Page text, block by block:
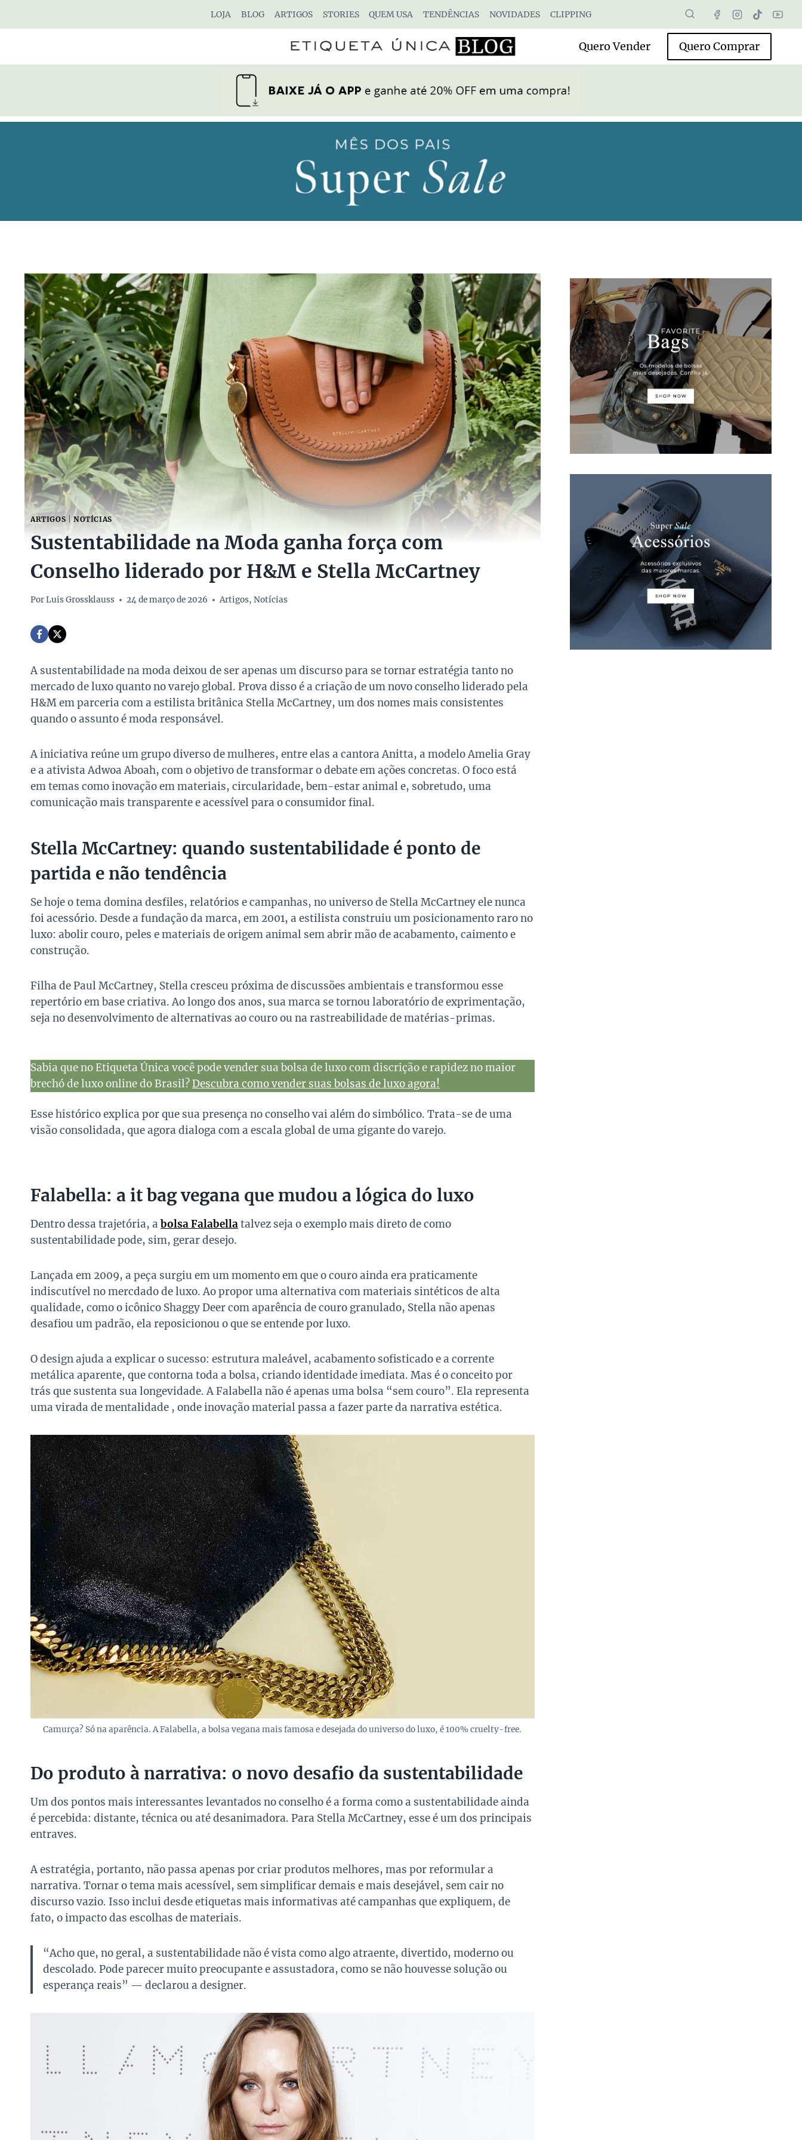
LOJA BLOG ARTIGOS STORIES QUEM USA TENDÊNCIAS NOVIDADES CLIPPING
Quero Vender Quero Comprar
ARTIGOS |NOTÍCIAS
Sustentabilidade na Moda ganha força com
Conselho liderado por H&M e Stella McCartney
PorLuis Grossklauss 24 de março de 2026 Artigos,Notícias
A sustentabilidade na moda deixou de ser apenas um discurso para se tornar estratégia tanto no
mercado de luxo quanto no varejo global. Prova disso é a criação de um novo conselho liderado pela
H&M em parceria com a estilista britânica Stella McCartney, um dos nomes mais consistentes
quando o assunto é moda responsável.
A iniciativa reúne um grupo diverso de mulheres, entre elas a cantora Anitta, a modelo Amelia Gray
e a ativista Adwoa Aboah, com o objetivo de transformar o debate em ações concretas. O foco está
em temas como inovação em materiais, circularidade, bem-estar animal e, sobretudo, uma
comunicação mais transparente e acessível para o consumidor final.
Stella McCartney: quando sustentabilidade é ponto de
partida e não tendência
Se hoje o tema domina desfiles, relatórios e campanhas, no universo de Stella McCartney ele nunca
foi acessório. Desde a fundação da marca, em 2001, a estilista construiu um posicionamento raro no
luxo: abolir couro, peles e materiais de origem animal sem abrir mão de acabamento, caimento e
construção.
Filha de Paul McCartney, Stella cresceu próxima de discussões ambientais e transformou esse
repertório em base criativa. Ao longo dos anos, sua marca se tornou laboratório de exprimentação,
seja no desenvolvimento de alternativas ao couro ou na rastreabilidade de matérias-primas.
Sabia que no Etiqueta Única você pode vender sua bolsa de luxo com discrição e rapidez no maior
brechó de luxo online do Brasil?Descubra como vender suas bolsas de luxo agora!
Esse histórico explica por que sua presença no conselho vai além do simbólico. Trata-se de uma
visão consolidada, que agora dialoga com a escala global de uma gigante do varejo.
Falabella: a it bag vegana que mudou a lógica do luxo
Dentro dessa trajetória, a bolsa Falabellatalvez seja o exemplo mais direto de como
sustentabilidade pode, sim, gerar desejo.
Lançada em 2009, a peça surgiu em um momento em que o couro ainda era praticamente
indiscutível no mercdado de luxo. Ao propor uma alternativa com materiais sintéticos de alta
qualidade, como o icônico Shaggy Deer com aparência de couro granulado, Stella não apenas
desafiou um padrão, ela reposicionou o que se entende por luxo.
O design ajuda a explicar o sucesso: estrutura maleável, acabamento sofisticado e a corrente
metálica aparente, que contorna toda a bolsa, criando identidade imediata. Mas é o conceito por
trás que sustenta sua longevidade. A Falabella não é apenas uma bolsa “sem couro”. Ela representa
uma virada de mentalidade , onde inovação material passa a fazer parte da narrativa estética.
Camurça? Só na aparência. A Falabella, a bolsa vegana mais famosa e desejada do universo do luxo, é 100% cruelty-free.
Do produto à narrativa: o novo desafio da sustentabilidade
Um dos pontos mais interessantes levantados no conselho é a forma como a sustentabilidade ainda
é percebida: distante, técnica ou até desanimadora. Para Stella McCartney, esse é um dos principais
entraves.
A estratégia, portanto, não passa apenas por criar produtos melhores, mas por reformular a
narrativa. Tornar o tema mais acessível, sem simplificar demais e mais desejável, sem cair no
discurso vazio. Isso inclui desde etiquetas mais informativas até campanhas que expliquem, de
fato, o impacto das escolhas de materiais.
“Acho que, no geral, a sustentabilidade não é vista como algo atraente, divertido, moderno ou
descolado. Pode parecer muito preocupante e assustadora, como se não houvesse solução ou
esperança reais” — declarou a designer.